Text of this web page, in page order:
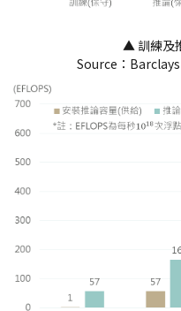
▲ 訓練及
Source：